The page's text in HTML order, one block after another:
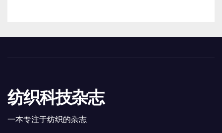
纺织科技杂志
一本专注于纺织的杂志